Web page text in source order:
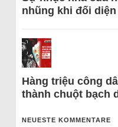
nhũng khi đối
Hàng triệu công
thành chuột bạch
NEUESTE KOMMENTARE